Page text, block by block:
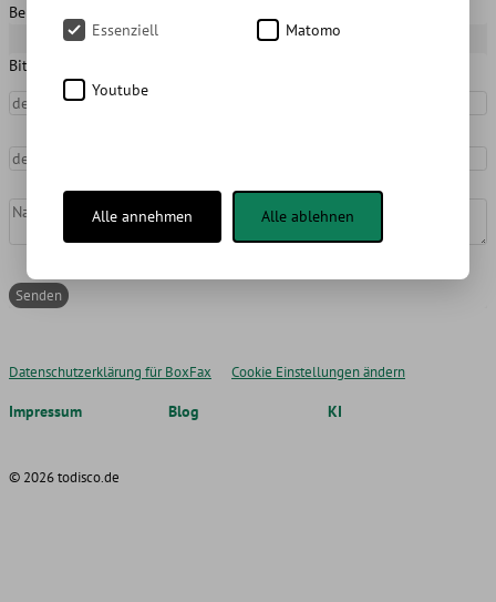
Berlin
Bitte fülle folgende Felder aus
Name
deine EMail-Adresse
Nachricht
Datenschutzerklärung für BoxFax Cookie Einstellungen ändern
Impressum Blog KI
© 2026 todisco.de
Essenziell Matomo
Youtube
Alle annehmen Alle ablehnen